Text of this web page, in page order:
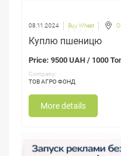
08.11.2024 Buy Wheat
Куплю пшеницю
Price: 9500 UAH / 1000
Company:
ТОВ АГРО ФОНД
More details